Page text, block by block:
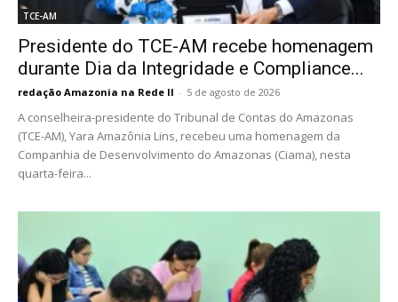
TCE-AM
Presidente do TCE-AM recebe homenagem
durante Dia da Integridade e Compliance...
redação Amazonia na Rede II - 5 de agosto de 2026
A conselheira-presidente do Tribunal de Contas do Amazonas
(TCE-AM), Yara Amazônia Lins, recebeu uma homenagem da
Companhia de Desenvolvimento do Amazonas (Ciama), nesta
quarta-feira...